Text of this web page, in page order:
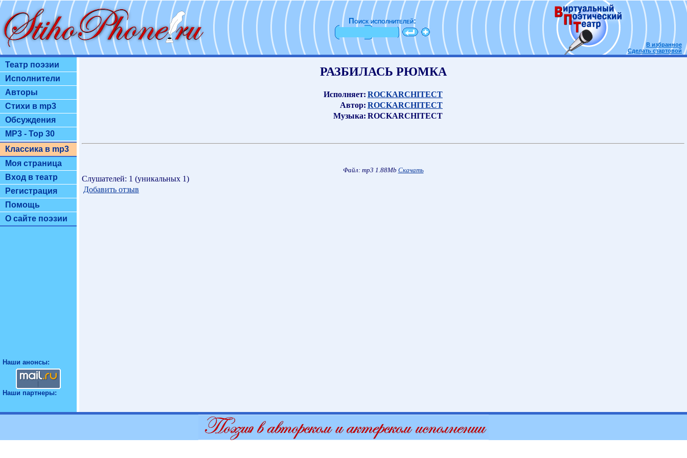
Поиск исполнителей:
В избранное
Сделать стартовой
Театр поэзии
Исполнители
Авторы
Стихи в mp3
Обсуждения
MP3 - Top 30
Классика в mp3
Моя страница
Вход в театр
Регистрация
Помощь
О сайте поэзии
Наши анонсы:
Наши партнеры:
РАЗБИЛАСЬ РЮМКА
Исполняет: ROCKARCHITECT
Автор: ROCKARCHITECT
Музыка: ROCKARCHITECT
Файл: mp3 1.88Mb Скачать
Слушателей: 1 (уникальных 1)
Добавить отзыв